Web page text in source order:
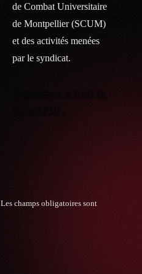
de Combat Universitaire
de Montpellier (SCUM)
et des activités menées
par le syndicat.
Les champs obligatoires sont